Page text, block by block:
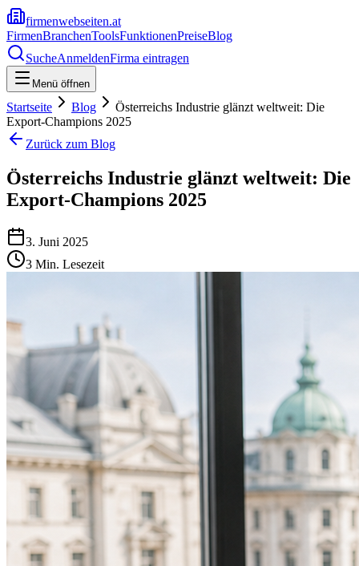
firmenwebseiten.at
FirmenBranchenToolsFunktionenPreiseBlog
SucheAnmeldenFirma eintragen
Menü öffnen
Startseite Blog
Österreichs Industrie glänzt weltweit: Die
Export-Champions 2025
Zurück zum Blog
Österreichs Industrie glänzt weltweit: Die
Export-Champions 2025
3. Juni 2025
3 Min. Lesezeit